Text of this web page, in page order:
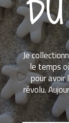
Je
le temps
pour
révolu.